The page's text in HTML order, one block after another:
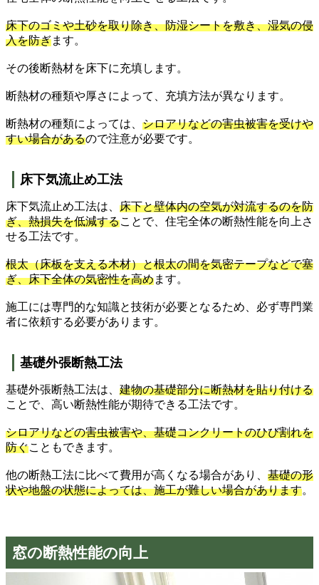
床下のゴミや土砂を取り除き、防湿シートを敷き、湿気の侵
入を防ぎます。
その後断熱材を床下に充填します。
断熱材の種類や厚さによって、充填方法が異なります。
断熱材の種類によっては、 シロアリなどの害虫被害を受けや
すい場合があるので注意が必要です。
床下気流止め工法
床下気流止め工法は、 床下と壁体内の空気が対流するのを防
ぎ、熱損失を低減することで、住宅全体の断熱性能を向上さ
せる工法です。
根太（床板を支える木材）と根太の間を気密テープなどで塞
ぎ、床下全体の気密性を高めます。
施工には専門的な知識と技術が必要となるため、必ず専門業
者に依頼する必要があります。
基礎外張断熱工法
基礎外張断熱工法は、 建物の基礎部分に断熱材を貼り付ける
ことで、高い断熱性能が期待できる工法です。
シロアリなどの害虫被害や、基礎コンクリートのひび割れを
防ぐこともできます。
他の断熱工法に比べて費用が高くなる場合があり、 基礎の形
状や地盤の状態によっては、施工が難しい場合があります。
窓の断熱性能の向上